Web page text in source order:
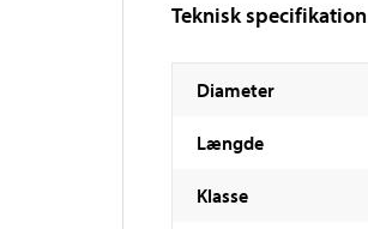
Teknisk specifikation
Diameter
Længde
Klasse